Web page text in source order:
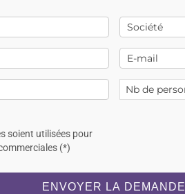
soient utilisées pour
(*)
ENVOYER LA DEMANDE